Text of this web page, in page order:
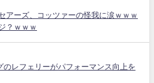
アーズ、コッツァーの怪我に涙ｗｗｗ
？ｗｗｗ
のレフェリーがパフォーマンス向上を